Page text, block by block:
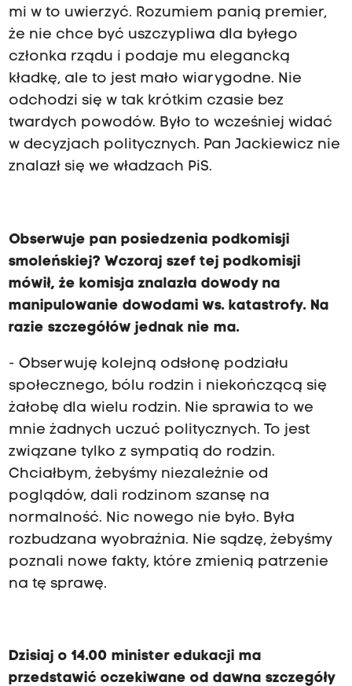
mi w to uwierzyć. Rozumiem panią premier,
że nie chce być uszczypliwa dla byłego
członka rządu i podaje mu elegancką
kładkę, ale to jest mało wiarygodne. Nie
odchodzi się w tak krótkim czasie bez
twardych powodów. Było to wcześniej widać
w decyzjach politycznych. Pan Jackiewicz nie
znalazł się we władzach PiS.
Obserwuje pan posiedzenia podkomisji
smoleńskiej? Wczoraj szef tej podkomisji
mówił, że komisja znalazła dowody na
manipulowanie dowodami ws. katastrofy. Na
razie szczegółów jednak nie ma.
- Obserwuję kolejną odsłonę podziału
społecznego, bólu rodzin i niekończącą się
żałobę dla wielu rodzin. Nie sprawia to we
mnie żadnych uczuć politycznych. To jest
związane tylko z sympatią do rodzin.
Chciałbym, żebyśmy niezależnie od
poglądów, dali rodzinom szansę na
normalność. Nic nowego nie było. Była
rozbudzana wyobraźnia. Nie sądzę, żebyśmy
poznali nowe fakty, które zmienią patrzenie
na tę sprawę.
Dzisiaj o 14.00 minister edukacji ma
przedstawić oczekiwane od dawna szczegóły